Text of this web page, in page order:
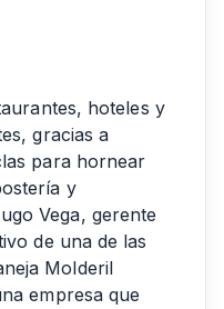
hoteles y
gracias a
para hornear
y
Vega, gerente
de una de las
Molderil
empresa que